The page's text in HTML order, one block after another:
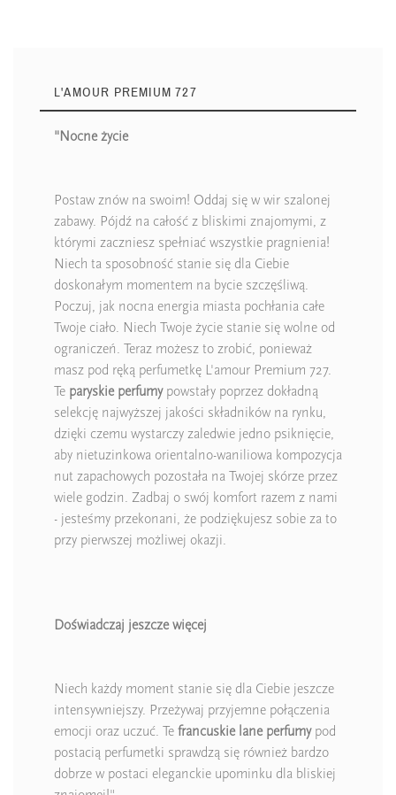
L'AMOUR PREMIUM 727
"Nocne życie
Postaw znów na swoim! Oddaj się w wir szalonej
zabawy. Pójdź na całość z bliskimi znajomymi, z
którymi zaczniesz spełniać wszystkie pragnienia!
Niech ta sposobność stanie się dla Ciebie
doskonałym momentem na bycie szczęśliwą.
Poczuj, jak nocna energia miasta pochłania całe
Twoje ciało. Niech Twoje życie stanie się wolne od
ograniczeń. Teraz możesz to zrobić, ponieważ
masz pod ręką perfumetkę L'amour Premium 727.
Te paryskie perfumypowstały poprzez dokładną
selekcję najwyższej jakości składników na rynku,
dzięki czemu wystarczy zaledwie jedno psiknięcie,
aby nietuzinkowa orientalno-waniliowa kompozycja
nut zapachowych pozostała na Twojej skórze przez
wiele godzin. Zadbaj o swój komfort razem z nami
- jesteśmy przekonani, że podziękujesz sobie za to
przy pierwszej możliwej okazji.
Doświadczaj jeszcze więcej
Niech każdy moment stanie się dla Ciebie jeszcze
intensywniejszy. Przeżywaj przyjemne połączenia
emocji oraz uczuć. Te francuskie lane perfumypod
postacią perfumetki sprawdzą się również bardzo
dobrze w postaci eleganckie upominku dla bliskiej